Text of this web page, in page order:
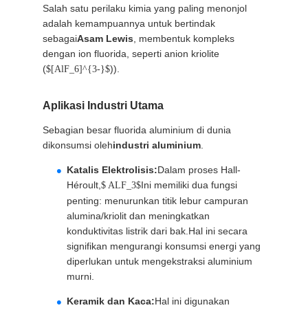
SITEMAP
KEBIJAKAN
PRIBADI
Salah satu perilaku kimia yang paling menonjol
adalah kemampuannya untuk bertindak
sebagaiAsam Lewis , membentuk kompleks
dengan ion fluorida, seperti anion kriolite
($[AlF_6]^{3-}$)).
Aplikasi Industri Utama
Sebagian besar fluorida aluminium di dunia
dikonsumsi olehindustri aluminium.
Katalis Elektrolisis:Dalam proses Hall-
Héroult,$ ALF_3$Ini memiliki dua fungsi
penting: menurunkan titik lebur campuran
alumina/kriolit dan meningkatkan
konduktivitas listrik dari bak.Hal ini secara
signifikan mengurangi konsumsi energi yang
diperlukan untuk mengekstraksi aluminium
murni.
Keramik dan Kaca:Hal ini digunakan